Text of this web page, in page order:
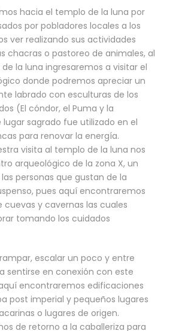
hacia el templo de la luna por
por pobladores locales a los
ver realizando sus actividades
chacras o pastoreo de animales, al
la luna ingresaremos a visitar el
donde podremos apreciar un
labrado con esculturas de los
(El cóndor, el Puma y la
sagrado fue utilizado en el
para renovar la energía.
visita al templo de la luna nos
arqueológico de la zona X, un
personas que gustan de la
pues aquí encontraremos
cuevas y cavernas las cuales
tomando los cuidados
escalar un poco y entre
sentirse en conexión con este
encontraremos edificaciones
post imperial y pequeños lugares
o lugares de origen.
de retorno a la caballeriza para